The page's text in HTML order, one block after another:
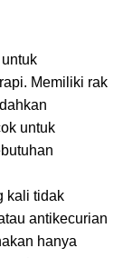
Memiliki rak
untuk
kali tidak
antikecurian
hanya